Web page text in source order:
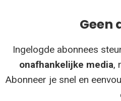
Geen
Ingelogde abonnees
onafhankelijke media,
Abonneer je snel en